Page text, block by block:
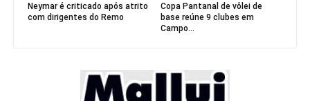
Neymar é criticado após atrito
com dirigentes do Remo
Copa Pantanal de vôlei de
base reúne 9 clubes em
Campo...